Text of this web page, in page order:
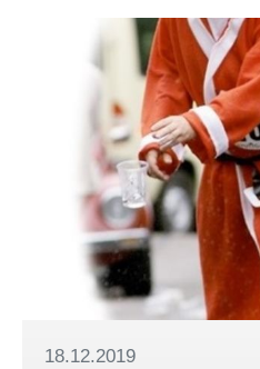
18.12.2019